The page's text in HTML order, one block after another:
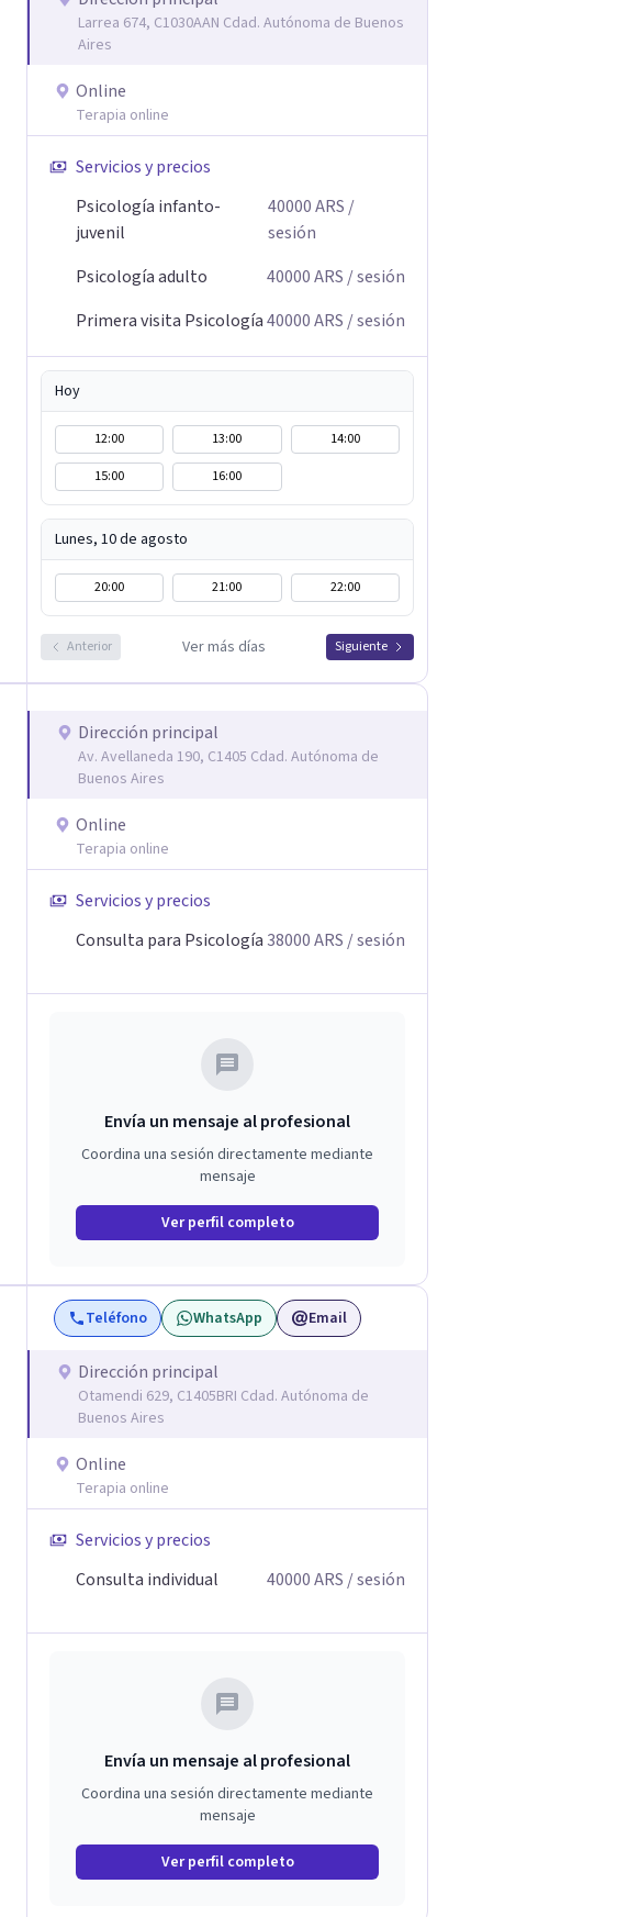
Larrea 674, C1030AAN Cdad. Autónoma de Buenos
Aires
Online
Terapia online
Servicios y precios
Psicología infanto-
juvenil
40000ARS /
sesión
Psicología adulto
40000ARS / sesión
Primera visita Psicología40000ARS / sesión
Hoy
12:00 13:00
14:00
15:00
16:00
Lunes, 10 de agosto
20:00 21:00 22:00
Anterior Ver más días Siguiente
Dirección principal
Av. Avellaneda 190, C1405 Cdad. Autónoma de
Buenos Aires
Online
Terapia online
Servicios y precios
Consulta para Psicología38000ARS / sesión
Envía un mensaje al profesional
Coordina una sesión directamente mediante
mensaje
Ver perfil completo
Teléfono WhatsApp Email
Dirección principal
Otamendi 629, C1405BRI Cdad. Autónoma de
Buenos Aires
Online
Terapia online
Servicios y precios
Consulta individual
40000ARS / sesión
Envía un mensaje al profesional
Coordina una sesión directamente mediante
mensaje
Ver perfil completo